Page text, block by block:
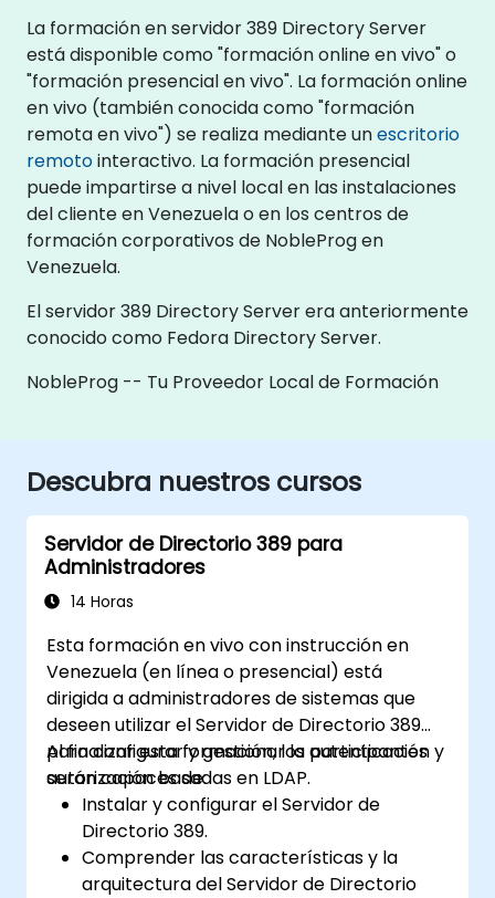
La formación en servidor 389 Directory Server
está disponible como "formación online en vivo" o
"formación presencial en vivo". La formación online
en vivo (también conocida como "formación
remota en vivo") se realiza mediante unescritorio
remotointeractivo. La formación presencial
puede impartirse a nivel local en las instalaciones
del cliente en Venezuela o en los centros de
formación corporativos de NobleProg en
Venezuela.
El servidor 389 Directory Server era anteriormente
conocido como Fedora Directory Server.
NobleProg -- Tu Proveedor Local de Formación
Descubra nuestros cursos
Servidor de Directorio 389 para
Administradores
14 Horas
Esta formación en vivo con instrucción en
Venezuela (en línea o presencial) está
dirigida a administradores de sistemas que
deseen utilizar el Servidor de Directorio 389
para configurar y gestionar la autenticación y
autorización basadas en LDAP.
Al finalizar esta formación, los participantes
serán capaces de:
Instalar y configurar el Servidor de
Directorio 389.
Comprender las características y la
arquitectura del Servidor de Directorio